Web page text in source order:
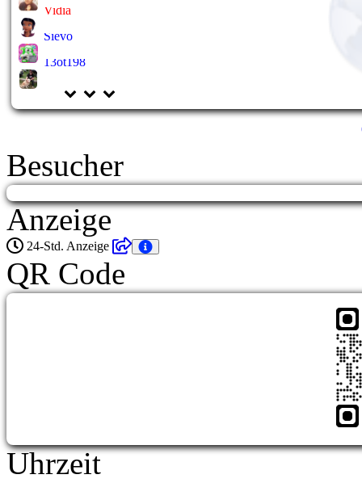
Vidia
Sievo
13ot198
Besucher
Anzeige
24-Std. Anzeige
QR Code
Uhrzeit